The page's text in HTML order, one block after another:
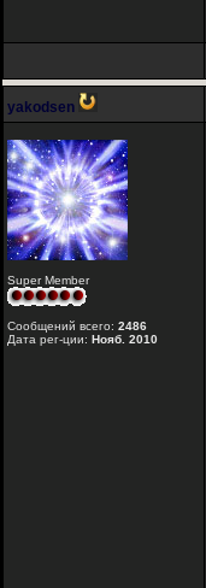
yakodsen
Super Member
Сообщений всего: 2486
Дата рег-ции: Нояб. 2010